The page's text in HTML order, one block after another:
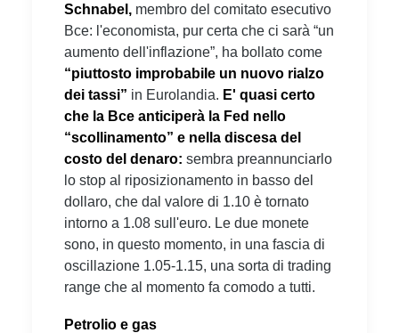
Schnabel, membro del comitato esecutivo
Bce: l'economista, pur certa che ci sarà “un
aumento dell'inflazione”, ha bollato come
“piuttosto improbabile un nuovo rialzo
dei tassi” in Eurolandia. E' quasi certo
che la Bce anticiperà la Fed nello
“scollinamento” e nella discesa del
costo del denaro: sembra preannunciarlo
lo stop al riposizionamento in basso del
dollaro, che dal valore di 1.10 è tornato
intorno a 1.08 sull'euro. Le due monete
sono, in questo momento, in una fascia di
oscillazione 1.05-1.15, una sorta di trading
range che al momento fa comodo a tutti.
Petrolio e gas